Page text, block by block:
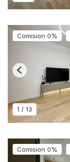
Comision 0%
1 / 13
Previous
Comision 0%